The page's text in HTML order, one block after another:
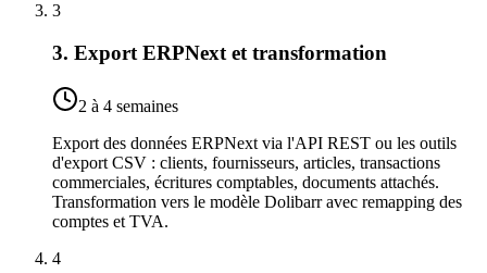
3
3. Export ERPNext et transformation
2 à 4 semaines
Export des données ERPNext via l'API REST ou les outils
d'export CSV : clients, fournisseurs, articles, transactions
commerciales, écritures comptables, documents attachés.
Transformation vers le modèle Dolibarr avec remapping des
comptes et TVA.
4